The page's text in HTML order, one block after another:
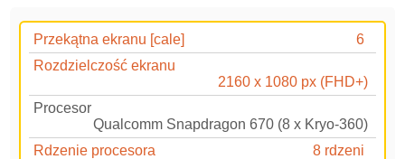
Przekątna ekranu [cale]
6
Rozdzielczość ekranu
2160 x 1080 px (FHD+)
Procesor
Qualcomm Snapdragon 670 (8 x Kryo-360)
Rdzenie procesora
8 rdzeni